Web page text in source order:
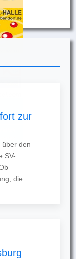
zur
über den
SV-
die